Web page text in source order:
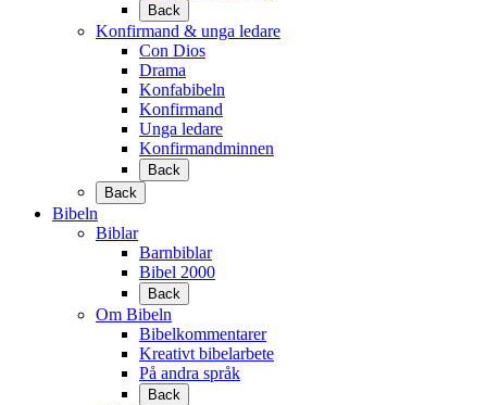
Back
Konfirmand & unga ledare
Con Dios
Drama
Konfabibeln
Konfirmand
Unga ledare
Konfirmandminnen
Back
Back
Bibeln
Biblar
Barnbiblar
Bibel 2000
Back
Om Bibeln
Bibelkommentarer
Kreativt bibelarbete
På andra språk
Back